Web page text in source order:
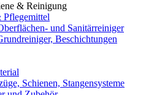
& Reinigung
und Sanitärreiniger
Beschichtungen
Schienen, Stangensysteme